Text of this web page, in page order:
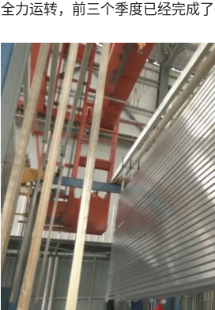
全力运转，前三个季度已经完成